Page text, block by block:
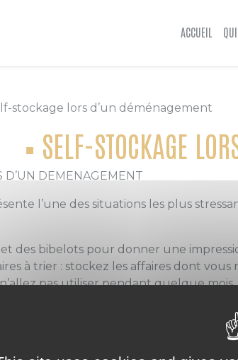
ACCUEIL
stockage lors d’un déménagement
SELF-STOCKAGE
D’UN DEMENAGEMENT
l’une des situations les plus
des bibelots pour donner une
à trier : stockez les affaires dont
pas utiliser pendant quelque mois.
plus petit : vous passez d’un quatre-
BOX VOS AFFAIRES VOUS
possédez tout en double ? Il serait
envie et besoin.